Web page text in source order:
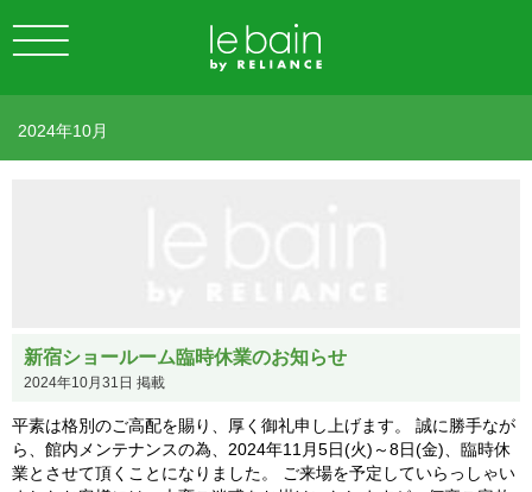
2024年10月
新宿ショールーム臨時休業のお知らせ
2024年10月31日 掲載
平素は格別のご高配を賜り、厚く御礼申し上げます。 誠に勝手なが
ら、館内メンテナンスの為、2024年11月5日(火)～8日(金)、臨時休
業とさせて頂くことになりました。 ご来場を予定していらっしゃい